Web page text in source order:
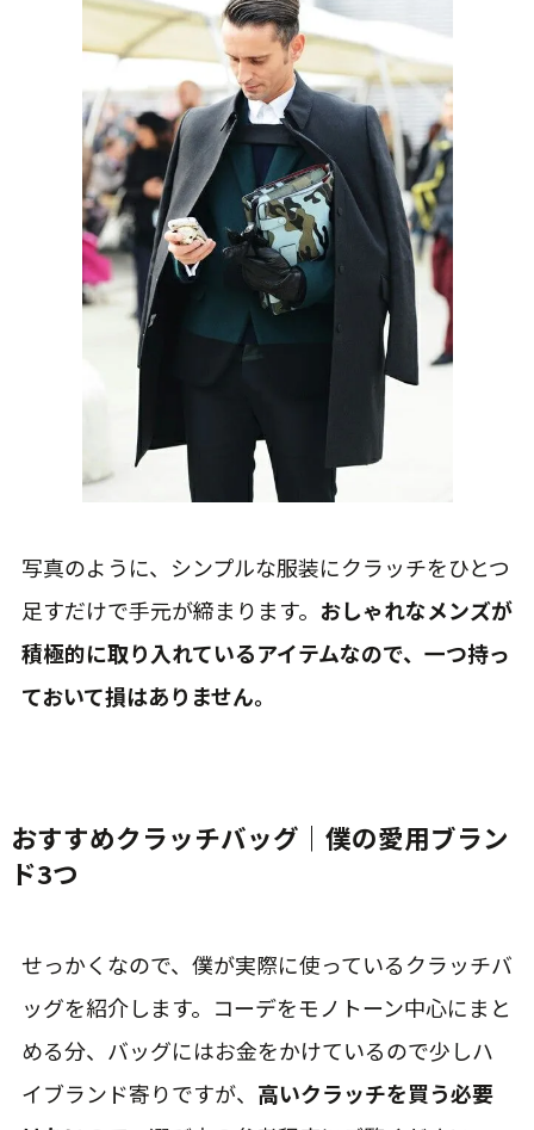
写真のように、シンプルな服装にクラッチをひとつ
足すだけで手元が締まります。 おしゃれなメンズが
積極的に取り入れているアイテムなので、一つ持っ
ておいて損はありません。
おすすめクラッチバッグ｜僕の愛用ブラン
ド3つ
せっかくなので、僕が実際に使っているクラッチバ
ッグを紹介します。コーデをモノトーン中心にまと
める分、バッグにはお金をかけているので少しハ
イブランド寄りですが、 高いクラッチを買う必要